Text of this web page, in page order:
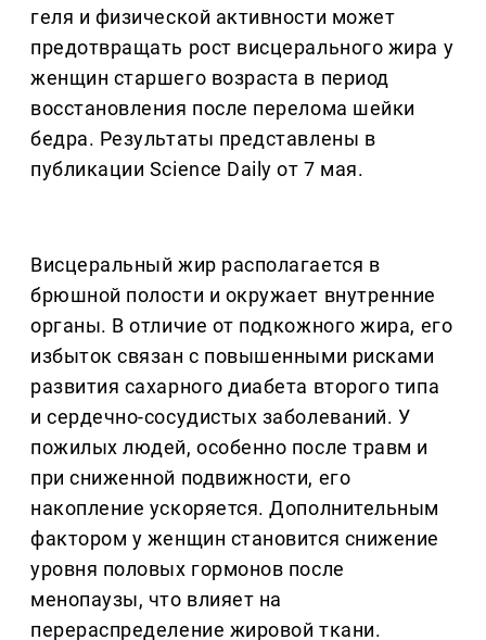
геля и физической активности может
предотвращать рост висцерального жира у
женщин старшего возраста в период
восстановления после перелома шейки
бедра. Результаты представлены в
публикации Science Daily от 7 мая.
Висцеральный жир располагается в
брюшной полости и окружает внутренние
органы. В отличие от подкожного жира, его
избыток связан с повышенными рисками
развития сахарного диабета второго типа
и сердечно-сосудистых заболеваний. У
пожилых людей, особенно после травм и
при сниженной подвижности, его
накопление ускоряется. Дополнительным
фактором у женщин становится снижение
уровня половых гормонов после
менопаузы, что влияет на
перераспределение жировой ткани.